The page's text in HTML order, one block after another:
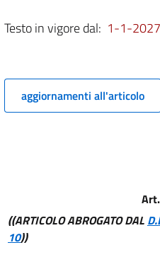
7 bis
7 quater
7 quinquies
9
Testo in vigore dal: 1-1-2027
aggiornamenti all'articolo
((ARTICOLO ABROGATO DAL
10))